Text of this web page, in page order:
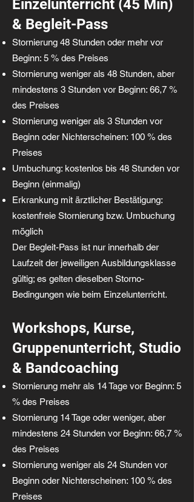
Einzelunterricht (45 Min)
& Begleit-Pass
Stornierung 48 Stunden oder mehr vor
Beginn: 5 % des Preises
Stornierung weniger als 48 Stunden, aber
mindestens 3 Stunden vor Beginn: 66,7 %
des Preises
Stornierung weniger als 3 Stunden vor
Beginn oder Nichterscheinen: 100 % des
Preises
Umbuchung: kostenlos bis 48 Stunden vor
Beginn (einmalig)
Erkrankung mit ärztlicher Bestätigung:
kostenfreie Stornierung bzw. Umbuchung
möglich
Der Begleit-Pass ist nur innerhalb der
Laufzeit der jeweiligen Ausbildungsklasse
gültig; es gelten dieselben Storno-
Bedingungen wie beim Einzelunterricht.
Workshops, Kurse,
Gruppenunterricht, Studio
& Bandcoaching
Stornierung mehr als 14 Tage vor Beginn: 5
% des Preises
Stornierung 14 Tage oder weniger, aber
mindestens 24 Stunden vor Beginn: 66,7 %
des Preises
Stornierung weniger als 24 Stunden vor
Beginn oder Nichterscheinen: 100 % des
Preises